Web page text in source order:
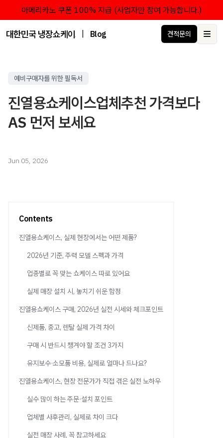
아메리카노 쿠폰 100% 지급 (사업자만 참여 가능합니다.)
대한민국 냉장쇼케이스 점유율 1위 브랜드 한성쇼케이스
Blog 견적문의
예비구매자를 위한 필독서
진열용쇼케이스업체추천 가격보다
AS 먼저 보세요
Jun 05, 2026
Contents
진열용쇼케이스, 실제 현장에서는 어떤 제품?
2026년 기준, 주력 모델 스펙과 가격
업종별로 꼭 맞는 쇼케이스 따로 있어요
실제 매장 설치 시, 놓치기 쉬운 함정
진열용쇼케이스 구매, 2026년 실전 시세와 체크포인트
신제품, 중고, 렌탈 실제 가격 차이
구매 시 반드시 챙겨야 할 조건 3가지
유지보수·소모품 비용, 실제로 얼마나 드나요?
진열용쇼케이스, 현장 전문가가 직접 겪은 실전 노하우
실수 많이 하는 주문·설치 포인트
업체별 사후관리, 실제로 차이 크다
실전 매장 사례, 꼭 참고하세요